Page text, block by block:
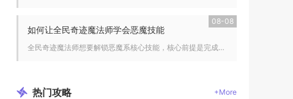
08-08
如何让全民奇迹魔法师学会恶魔技能
全民奇迹魔法师想要解锁恶魔系核心技能，核心前提是完成多阶段转...
热门攻略 +More